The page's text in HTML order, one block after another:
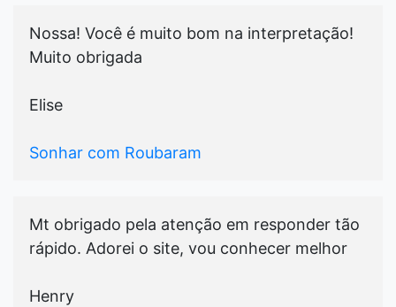
Nossa! Você é muito bom na interpretação!
Muito obrigada
Elise
Sonhar com Roubaram
Mt obrigado pela atenção em responder tão
rápido. Adorei o site, vou conhecer melhor
Henry